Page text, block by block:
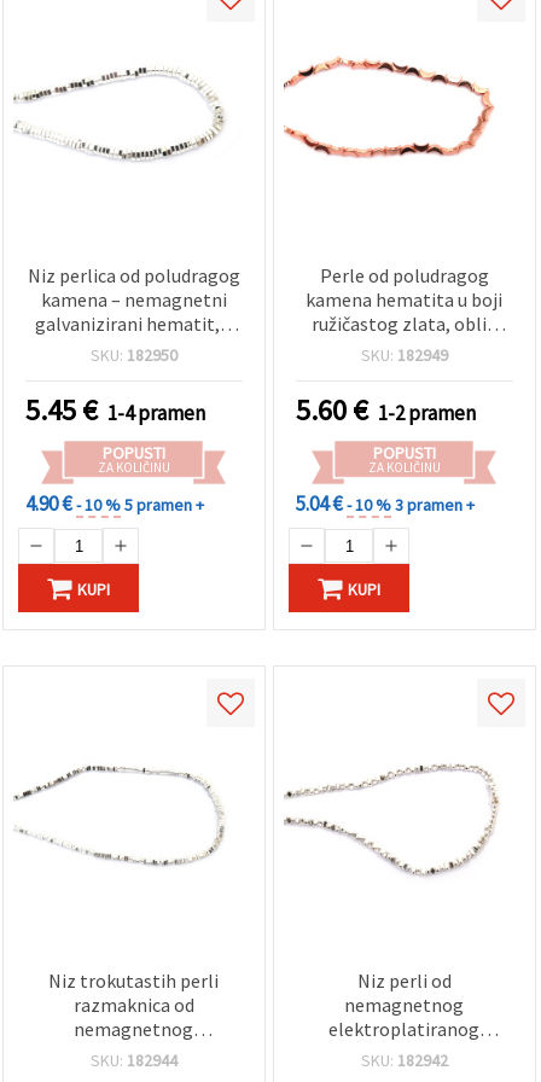
Niz perlica od poludragog
kamena – nemagnetni
galvanizirani hematit, u
boji bijelog srebra, oblik
6x2 mm, rupa: 1 mm (cca
190 kom)
SKU: 182950
5.45€ 1-4 pramen
POPUSTI
ZA KOLIČINU
4.90 €- 10 %5 pramen +
KUPI
Perle od poludragog
kamena hematita u boji
ružičastog zlata, oblik
polumjeseca,
galvanizirane, 5 x 8 mm,
rupa 0,7 mm, oko 55
kom./niz, za DIY izradu
nakita
SKU: 182949
5.60€ 1-2 pramen
POPUSTI
ZA KOLIČINU
5.04 €- 10 %3 pramen +
KUPI
Niz trokutastih perli
razmaknica od
nemagnetnog
elektroplatiranog
SKU: 182944
Niz perli od
nemagnetnog
elektroplatiranog
hematita – srebrne boje
SKU: 182942